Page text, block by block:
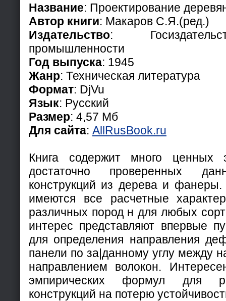
Название: Проектирование
Автор книги: Макаров С.Я.(ред.)
Издательство:
промышленности
Год выпуска: 1945
Жанр: Техническая литература
Формат: DjVu
Язык: Русский
Размер: 4,57 Мб
Для сайта: AllRusBook.ru
Книга содержит много ценных
достаточно проверенных
конструкций из дерева и фанеры.
имеются все расчетные
различных пород н для любых
интерес представляют впервые
для определения направления
панели по за|данному углу между
направлением волокон.
эмпирических формул для
конструкций на потерю